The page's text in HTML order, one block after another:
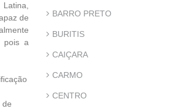
de
pois a
de
BARRO PRETO
BURITIS
CAIÇARA
CARMO
CENTRO